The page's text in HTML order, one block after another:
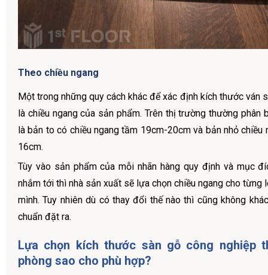
Theo chiều ngang
Một trong những quy cách khác để xác định kích thước ván
là chiều ngang của sản phẩm. Trên thị trường thường phân
là bản to có chiều ngang tầm 19cm-20cm và bản nhỏ chiều
16cm.
Tùy vào sản phẩm của mỗi nhãn hàng quy định và mục
nhắm tới thì nhà sản xuất sẽ lựa chọn chiều ngang cho từng
mình. Tuy nhiên dù có thay đổi thế nào thì cũng không
chuẩn đặt ra.
Lựa chọn kích thước sàn gỗ công nghiệp
phòng sao cho phù hợp?